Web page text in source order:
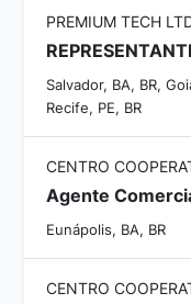
PREMIUM TECH
Salvador, BA, BR,
Recife, PE, BR
CENTRO
Eunápolis, BA, BR
CENTRO